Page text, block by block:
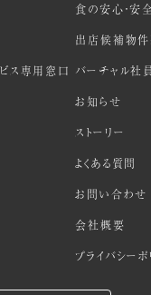
ス専用窓口
食の安心・安
出店候補物
バーチャル社
お知らせ
ストーリー
よくある質問
お問い合わせ
会社概要
プライバシーポ